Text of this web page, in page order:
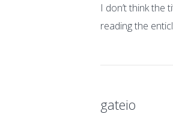
I don’t think the
reading the
gateio